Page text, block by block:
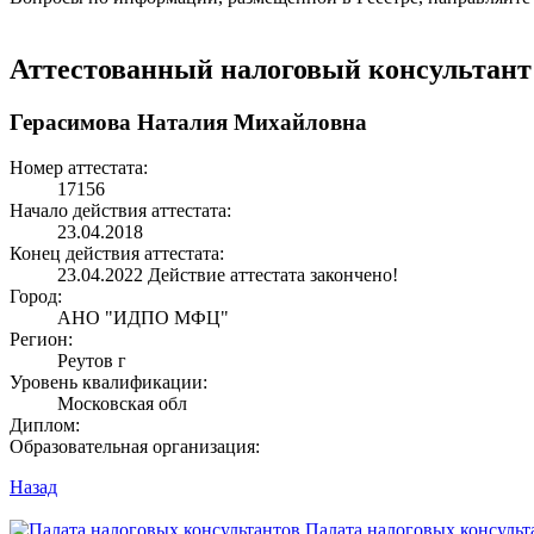
Аттестованный налоговый консультант
Герасимова Наталия Михайловна
Номер аттестата:
17156
Начало действия аттестата:
23.04.2018
Конец действия аттестата:
23.04.2022 Действие аттестата закончено!
Город:
АНО "ИДПО МФЦ"
Регион:
Реутов г
Уровень квалификации:
Московская обл
Диплом:
Образовательная организация:
Назад